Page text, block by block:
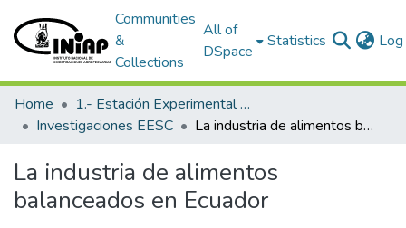
Communities
&
Collections
All of
DSpace
Statistics
Home
1.- Estación Experimental Santa Catalina
Investigaciones EESC
La industria de alimentos balanceados en Ecuador
La industria de alimentos
balanceados en Ecuador